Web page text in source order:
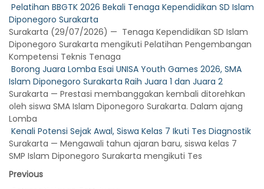
Pelatihan BBGTK 2026 Bekali Tenaga Kependidikan SD Islam
Diponegoro Surakarta
Surakarta (29/07/2026) — Tenaga Kependidikan SD Islam
Diponegoro Surakarta mengikuti Pelatihan Pengembangan
Kompetensi Teknis Tenaga
Borong Juara Lomba Esai UNISA Youth Games 2026, SMA
Islam Diponegoro Surakarta Raih Juara 1 dan Juara 2
Surakarta — Prestasi membanggakan kembali ditorehkan
oleh siswa SMA Islam Diponegoro Surakarta. Dalam ajang
Lomba
Kenali Potensi Sejak Awal, Siswa Kelas 7 Ikuti Tes Diagnostik
Surakarta — Mengawali tahun ajaran baru, siswa kelas 7
SMP Islam Diponegoro Surakarta mengikuti Tes
Previous